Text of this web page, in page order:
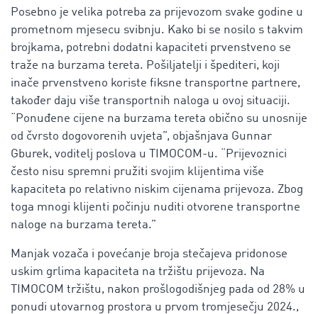
Posebno je velika potreba za prijevozom svake godine u
prometnom mjesecu svibnju. Kako bi se nosilo s takvim
brojkama, potrebni dodatni kapaciteti prvenstveno se
traže na burzama tereta. Pošiljatelji i špediteri, koji
inače prvenstveno koriste fiksne transportne partnere,
također daju više transportnih naloga u ovoj situaciji.
“Ponuđene cijene na burzama tereta obično su unosnije
od čvrsto dogovorenih uvjeta”, objašnjava Gunnar
Gburek, voditelj poslova u TIMOCOM-u. “Prijevoznici
često nisu spremni pružiti svojim klijentima više
kapaciteta po relativno niskim cijenama prijevoza. Zbog
toga mnogi klijenti počinju nuditi otvorene transportne
naloge na burzama tereta.”
Manjak vozača i povećanje broja stečajeva pridonose
uskim grlima kapaciteta na tržištu prijevoza. Na
TIMOCOM tržištu, nakon prošlogodišnjeg pada od 28% u
ponudi utovarnog prostora u prvom tromjesečju 2024.,